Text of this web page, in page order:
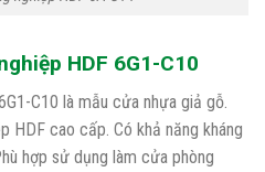
HDF 6G1-C10
C10 là mẫu cửa nhựa giả gỗ.
cao cấp. Có khả năng kháng
hợp sử dụng làm cửa phòng